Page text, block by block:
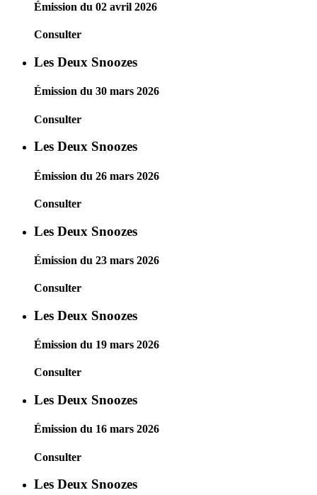
Émission du 02 avril 2026
Consulter
Les Deux Snoozes
Émission du 30 mars 2026
Consulter
Les Deux Snoozes
Émission du 26 mars 2026
Consulter
Les Deux Snoozes
Émission du 23 mars 2026
Consulter
Les Deux Snoozes
Émission du 19 mars 2026
Consulter
Les Deux Snoozes
Émission du 16 mars 2026
Consulter
Les Deux Snoozes